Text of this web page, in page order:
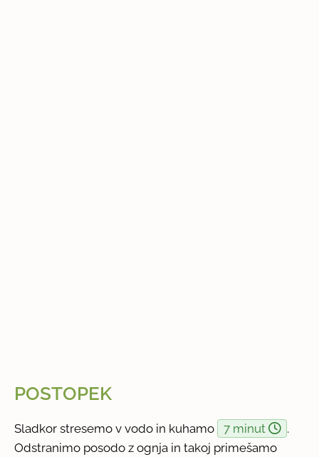
POSTOPEK
Sladkor stresemo v vodo in kuhamo 7 minut
.
Odstranimo posodo z ognja in takoj primešamo